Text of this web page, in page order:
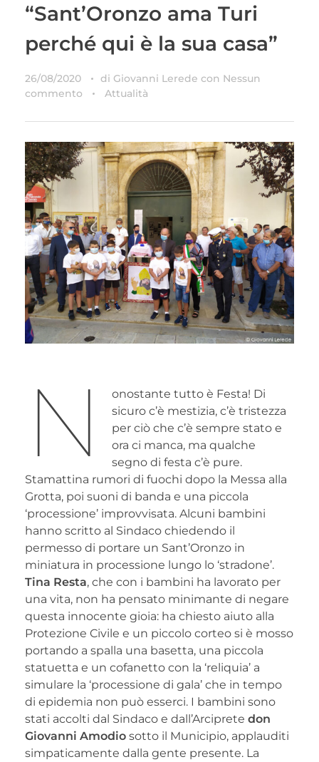
“Sant’Oronzo ama Turi
perché qui è la sua casa”
26/08/2020 di Giovanni Lerede con Nessun
commento
Attualità
N
onostante tutto è Festa! Di
sicuro c’è mestizia, c’è tristezza
per ciò che c’è sempre stato e
ora ci manca, ma qualche
segno di festa c’è pure.
Stamattina rumori di fuochi dopo la Messa alla
Grotta, poi suoni di banda e una piccola
‘processione’ improvvisata. Alcuni bambini
hanno scritto al Sindaco chiedendo il
permesso di portare un Sant’Oronzo in
miniatura in processione lungo lo ‘stradone’.
Tina Resta, che con i bambini ha lavorato per
una vita, non ha pensato minimante di negare
questa innocente gioia: ha chiesto aiuto alla
Protezione Civile e un piccolo corteo si è mosso
portando a spalla una basetta, una piccola
statuetta e un cofanetto con la ‘reliquia’ a
simulare la ‘processione di gala’ che in tempo
di epidemia non può esserci. I bambini sono
stati accolti dal Sindaco e dall’Arciprete don
Giovanni Amodio sotto il Municipio, applauditi
simpaticamente dalla gente presente. La